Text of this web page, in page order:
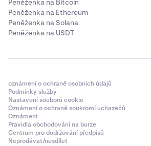
Peněženka na Bitcoin
Peněženka na Ethereum
Peněženka na Solana
Peněženka na USDT
oznámení o ochraně osobních údajů
Podmínky služby
Nastavení souborů cookie
Oznámení o ochraně soukromí uchazečů
Oznámení
Pravidla obchodování na burze
Centrum pro dodržování předpisů
Neprodávat/nesdílet